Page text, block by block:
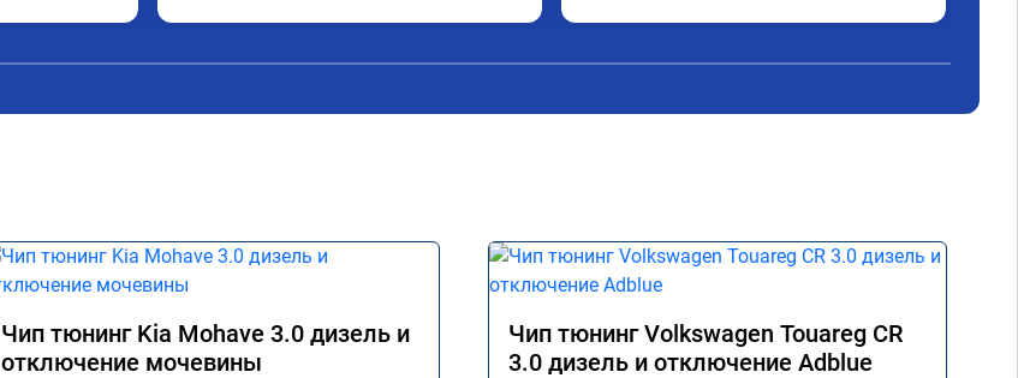
Чип тюнинг Kia Mohave 3.0 дизель и
отключение мочевины
Чип тюнинг Volkswagen Touareg CR
3.0 дизель и отключение Adblue